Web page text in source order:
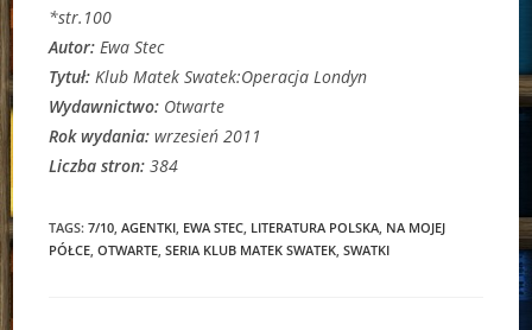
*str.100
Autor: Ewa Stec
Tytuł: Klub Matek Swatek:Operacja Londyn
Wydawnictwo: Otwarte
Rok wydania:wrzesień 2011
Liczba stron:384
TAGS:7/10 AGENTKI EWA STEC LITERATURA POLSKA NA MOJEJ
PÓŁCE OTWARTE SERIA KLUB MATEK SWATEK SWATKI